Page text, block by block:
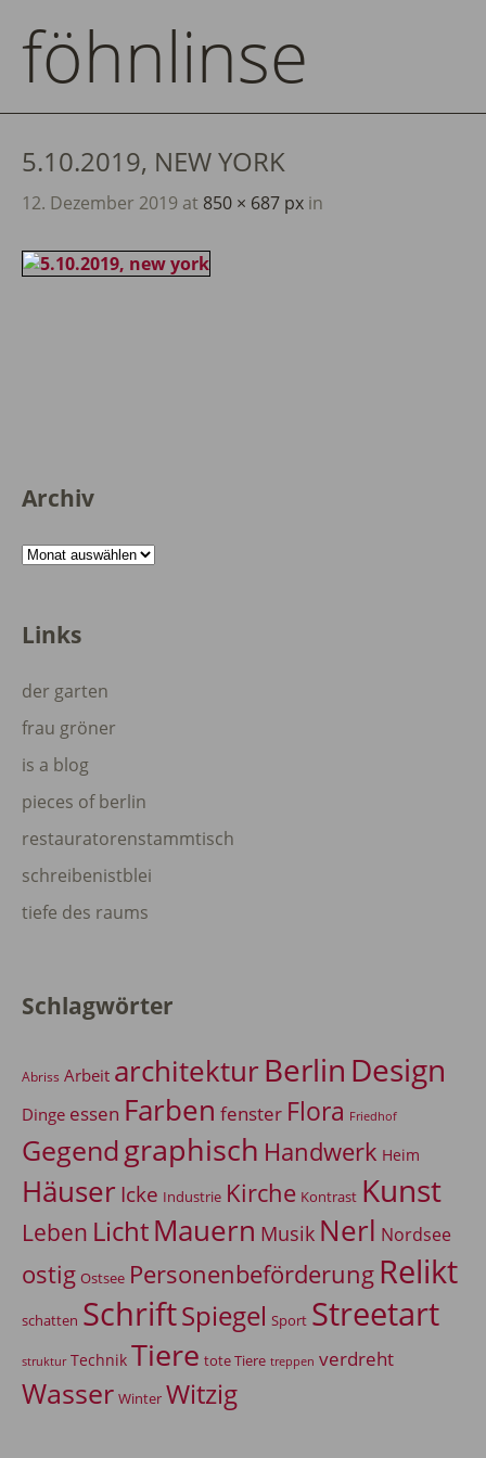
föhnlinse
5.10.2019, NEW YORK
12. Dezember 2019 at 850 × 687 px in
Archiv
Archiv
Links
der garten
frau gröner
is a blog
pieces of berlin
restauratorenstammtisch
schreibenistblei
tiefe des raums
Schlagwörter
Abriss Arbeit architekturBerlin Design
Dinge essen Farben fenster Flora Friedhof
Gegendgraphisch Handwerk Heim
Häuser Icke Industrie Kirche Kontrast Kunst
Leben LichtMauern Musik Nerl Nordsee
ostig Ostsee Personenbeförderung Relikt
schatten SchriftSpiegel Sport Streetart
struktur Technik Tiere tote Tiere treppen verdreht
Wasser Winter Witzig